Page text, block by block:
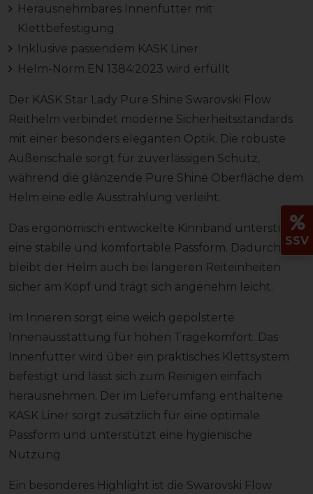
Herausnehmbares Innenfutter mit
Klettbefestigung
Inklusive passendem KASK Liner
Helm-Norm EN 1384:2023 wird erfüllt
Der KASK Star Lady Pure Shine Swarovski Flow
Reithelm verbindet moderne Sicherheitsstandards
mit einer besonders eleganten Optik. Die robuste
Außenschale sorgt für zuverlässigen Schutz,
während die glänzende Pure Shine Oberfläche dem
Helm eine edle Ausstrahlung verleiht.
Das ergonomisch entwickelte Kinnband unterstützt
eine stabile und komfortable Passform. Dadurch
bleibt der Helm auch bei längeren Reiteinheiten
sicher am Kopf und trägt sich angenehm leicht.
Im Inneren sorgt eine weich gepolsterte
Innenausstattung für hohen Tragekomfort. Das
Innenfutter wird über ein praktisches Klettsystem
befestigt und lässt sich zum Reinigen einfach
herausnehmen. Der im Lieferumfang enthaltene
KASK Liner sorgt zusätzlich für eine optimale
Passform und unterstützt eine hygienische
Nutzung.
Ein besonderes Highlight ist die Swarovski Flow
SSV